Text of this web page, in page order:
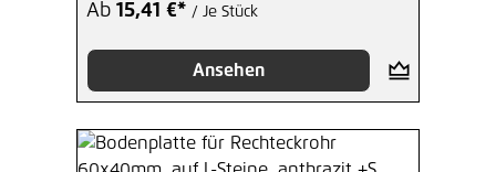
Ab 15,41 €* / Je Stück
Ansehen